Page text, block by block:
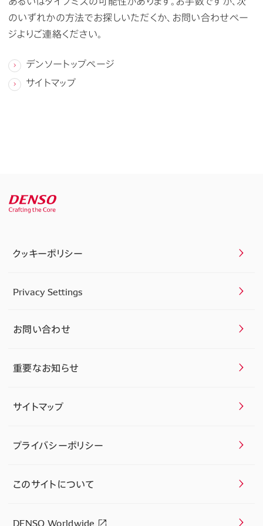
のいずれかの方法でお探しいただくか、お問い合わせペー
ジよりご連絡ください。
デンソートップページ
サイトマップ
クッキーポリシー
Privacy Settings
お問い合わせ
重要なお知らせ
サイトマップ
プライバシーポリシー
このサイトについて
DENSO Worldwide